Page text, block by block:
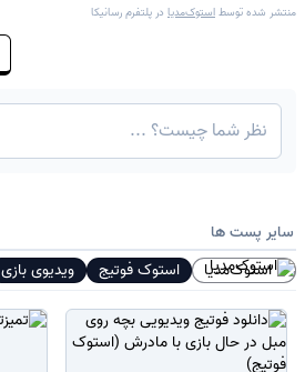
منتشر شده توسطاستوک‌مدیا در پلتفرمرسانیکا
سایر پست ها
استوک‌مدیا استوک فوتیج ویدیوی بازی